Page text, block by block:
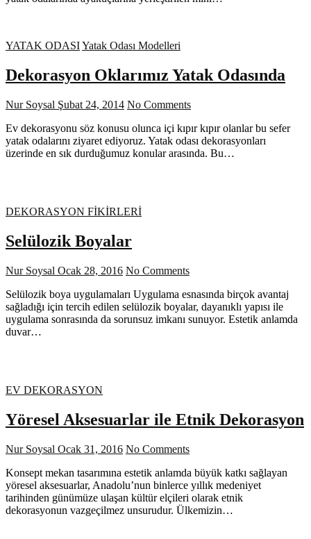
YATAK ODASIYatak Odası Modelleri
Dekorasyon Oklarımız Yatak Odasında
Nur Soysal Şubat 24, 2014 No Comments
Ev dekorasyonu söz konusu olunca içi kıpır kıpır olanlar bu sefer
yatak odalarını ziyaret ediyoruz. Yatak odası dekorasyonları
üzerinde en sık durduğumuz konular arasında. Bu…
DEKORASYON FİKİRLERİ
Selülozik Boyalar
Nur Soysal Ocak 28, 2016 No Comments
Selülozik boya uygulamaları Uygulama esnasında birçok avantaj
sağladığı için tercih edilen selülozik boyalar, dayanıklı yapısı ile
uygulama sonrasında da sorunsuz imkanı sunuyor. Estetik anlamda
duvar…
EV DEKORASYON
Yöresel Aksesuarlar ile Etnik Dekorasyon
Nur Soysal Ocak 31, 2016 No Comments
Konsept mekan tasarımına estetik anlamda büyük katkı sağlayan
yöresel aksesuarlar, Anadolu’nun binlerce yıllık medeniyet
tarihinden günümüze ulaşan kültür elçileri olarak etnik
dekorasyonun vazgeçilmez unsurudur. Ülkemizin…